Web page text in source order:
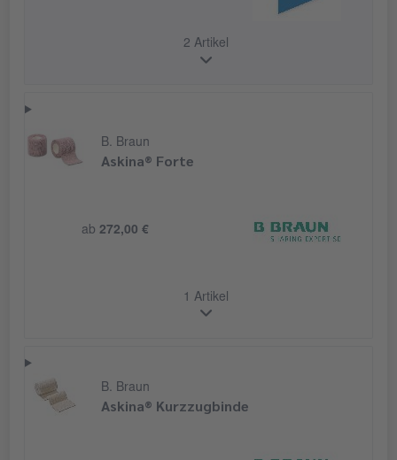
2 Artikel
B. Braun
Askina® Forte
ab 272,00 €
1 Artikel
B. Braun
Askina® Kurzzugbinde